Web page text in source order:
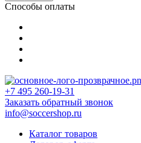
Способы оплаты
+7 495 260-19-31
Заказать обратный звонок
info@soccershop.ru
Каталог товаров